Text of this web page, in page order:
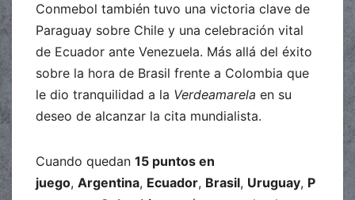
Conmebol también tuvo una victoria clave de
Paraguay sobre Chile y una celebración vital
de Ecuador ante Venezuela. Más allá del éxito
sobre la hora de Brasil frente a Colombia que
le dio tranquilidad a la Verdeamarela en su
deseo de alcanzar la cita mundialista.
Cuando quedan 15 puntos en
juego, Argentina, Ecuador, Brasil, Uruguay, P